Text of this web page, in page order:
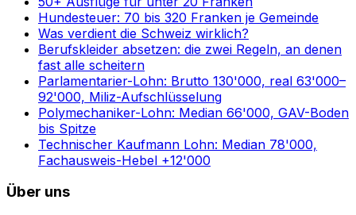
Hundesteuer: 70 bis 320 Franken je Gemeinde
Was verdient die Schweiz wirklich?
Berufskleider absetzen: die zwei Regeln, an denen
fast alle scheitern
Parlamentarier-Lohn: Brutto 130'000, real 63'000–
92'000, Miliz-Aufschlüsselung
Polymechaniker-Lohn: Median 66'000, GAV-Boden
bis Spitze
Technischer Kaufmann Lohn: Median 78'000,
Fachausweis-Hebel +12'000
Über uns